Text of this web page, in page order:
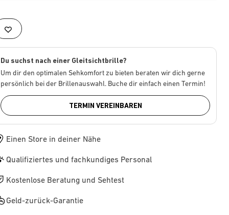
Du suchst nach einer Gleitsichtbrille?
Um dir den optimalen Sehkomfort zu bieten beraten wir dich gerne
persönlich bei der Brillenauswahl. Buche dir einfach einen Termin!
TERMIN VEREINBAREN
Einen Store in deiner Nähe
Qualifiziertes und fachkundiges Personal
Kostenlose Beratung und Sehtest
Geld-zurück-Garantie